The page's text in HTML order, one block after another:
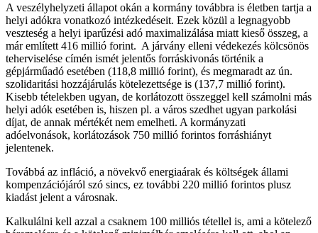
A veszélyhelyzeti állapot okán a kormány továbbra is életben tartja a
helyi adókra vonatkozó intézkedéseit. Ezek közül a legnagyobb
veszteség a helyi iparűzési adó maximalizálása miatt kieső összeg, a
már említett 416 millió forint. A járvány elleni védekezés kölcsönös
teherviselése címén ismét jelentős forráskivonás történik a
gépjárműadó esetében (118,8 millió forint), és megmaradt az ún.
szolidaritási hozzájárulás kötelezettsége is (137,7 millió forint).
Kisebb tételekben ugyan, de korlátozott összeggel kell számolni más
helyi adók esetében is, hiszen pl. a város szedhet ugyan parkolási
díjat, de annak mértékét nem emelheti. A kormányzati
adóelvonások, korlátozások 750 millió forintos forráshiányt
jelentenek.
Továbbá az infláció, a növekvő energiaárak és költségek állami
kompenzációjáról szó sincs, ez további 220 millió forintos plusz
kiadást jelent a városnak.
Kalkulálni kell azzal a csaknem 100 milliós tétellel is, ami a kötelező